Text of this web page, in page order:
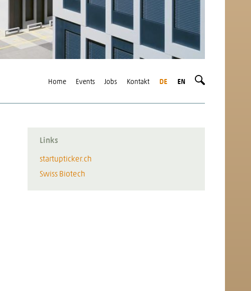
DE EN
Home Events Jobs Kontakt
Links
startupticker.ch
Swiss Biotech